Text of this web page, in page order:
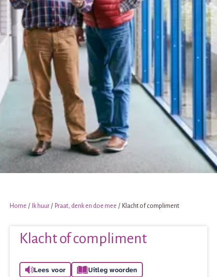
Home Ik huur Praat, denk en doe mee Klacht of compliment
Klacht of compliment
Lees voor
Uitleg woorden